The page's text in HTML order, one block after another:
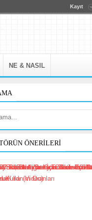
Kayıt
NE & NASIL
ÖNERILERI